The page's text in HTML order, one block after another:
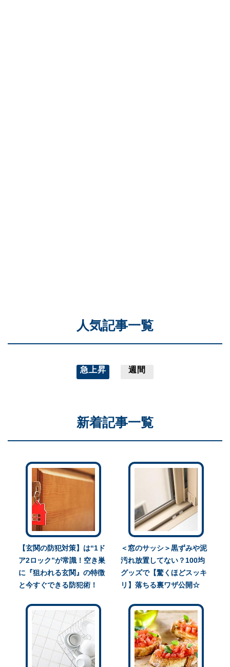
人気記事一覧
急上昇 週間
新着記事一覧
【玄関の防犯対策】は“1ド
ア2ロック”が常識！空き巣
に『狙われる玄関』の特徴
と今すぐできる防犯術！
＜窓のサッシ＞黒ずみや泥
汚れ放置してない？100均
グッズで【驚くほどスッキ
リ】落ちる裏ワザ公開☆